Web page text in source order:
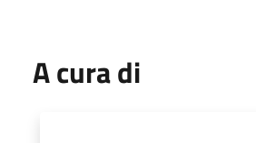
A cura di